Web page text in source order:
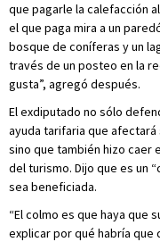
que pagarle la calefacción
el que paga mira a un
bosque de coníferas y un
través de un posteo en la
gusta”, agregó después.
El exdiputado no sólo
ayuda tarifaria que
sino que también hizo caer
del turismo. Dijo que es un
sea beneficiada.
“El colmo es que haya que
explicar por qué habría que